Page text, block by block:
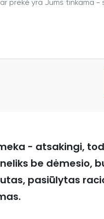
- atsakingi,
be dėmesio,
pasiūlytas